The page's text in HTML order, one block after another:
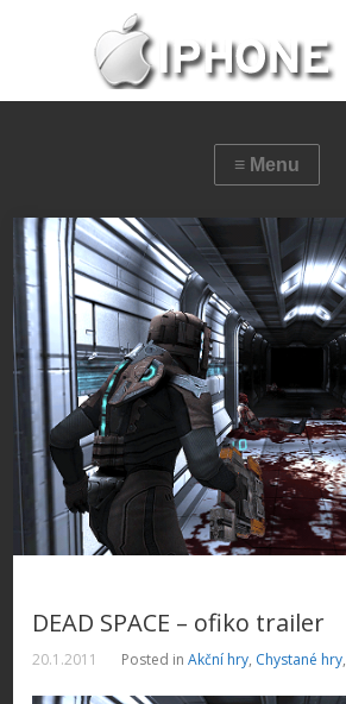
DEAD SPACE – ofiko trailer
20.1.2011 Posted inAkční hry, Chystané hry,